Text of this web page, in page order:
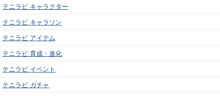
テニラビ キャラクター
テニラビ キャラソン
テニラビ アイテム
テニラビ 育成・進化
テニラビ イベント
テニラビ ガチャ